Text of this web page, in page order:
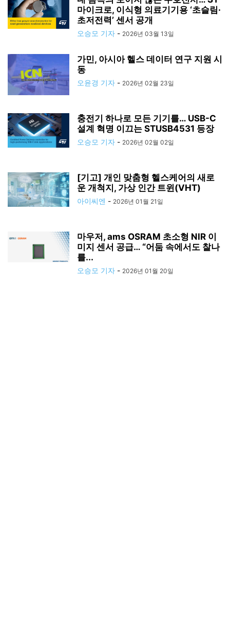
마이크로, 이식형 의료기기용 ‘초슬림·
초저전력’ 센서 공개
오승모 기자 - 2026년 03월 13일
가민, 아시아 헬스 데이터 연구 지원 시
동
오윤경 기자 - 2026년 02월 23일
충전기 하나로 모든 기기를… USB-C
설계 혁명 이끄는 STUSB4531 등장
오승모 기자 - 2026년 02월 02일
[기고] 개인 맞춤형 헬스케어의 새로
운 개척지, 가상 인간 트윈(VHT)
아이씨엔 - 2026년 01월 21일
마우저, ams OSRAM 초소형 NIR 이
미지 센서 공급… “어둠 속에서도 찰나
를...
오승모 기자 - 2026년 01월 20일